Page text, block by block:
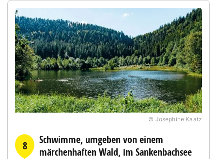
© Josephine Kaatz
8
Schwimme, umgeben von einem
märchenhaften Wald, im Sankenbachsee